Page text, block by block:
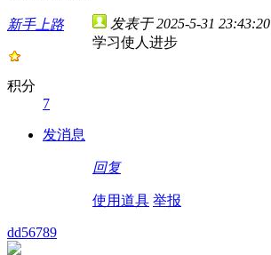
新手上路
积分
7
发消息
发表于 2025-5-31 23:43:20
学习使人进步
回复
使用道具 举报
dd56789